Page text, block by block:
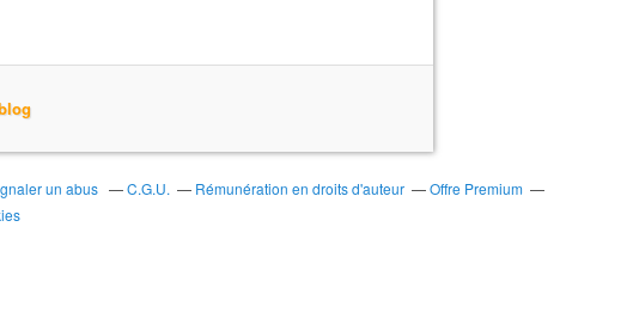
un abus C.G.U. Rémunération en droits d'auteur
Offre Premium